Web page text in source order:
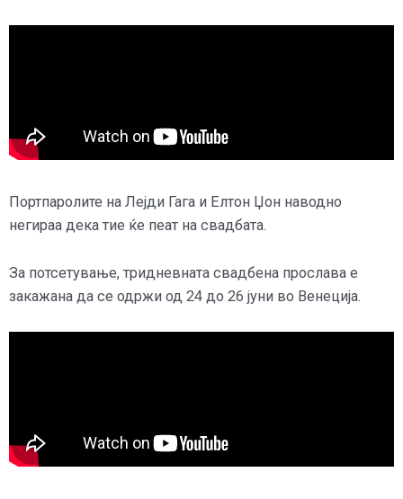
Портпаролите на Лејди Гага и Елтон Џон наводно
негираа дека тие ќе пеат на свадбата.
За потсетување, тридневната свадбена прослава е
закажана да се одржи од 24 до 26 јуни во Венеција.